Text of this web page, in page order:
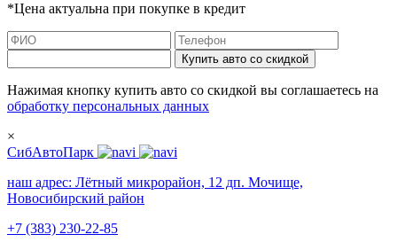
*Цена актуальна при покупке в кредит
Купить авто со скидкой
Нажимая кнопку купить авто со скидкой вы соглашаетесь на
обработку персональных данных
×
СибАвтоПарк
наш адрес: Лётный микрорайон, 12 дп. Мочище,
Новосибирский район
+7 (383) 230-22-85